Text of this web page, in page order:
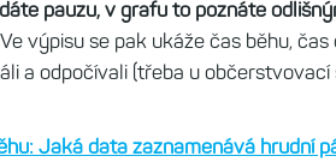
pauzu, v grafu to poznáte
Ve výpisu se pak ukáže čas běhu,
a odpočívali (třeba u
Jaká data zaznamenává hrudní